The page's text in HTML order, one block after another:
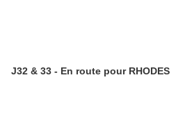
J32 & 33 - En route pour RHODES